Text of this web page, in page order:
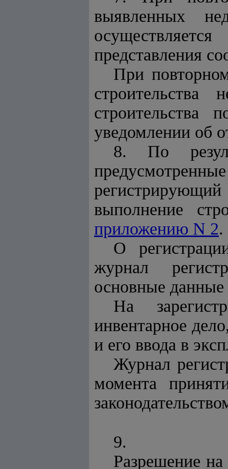
выявленных
представления
При
строительства
уведомлении об
8. По
выполнение
приложению N 2.
О
журнал
основные данные
На
инвентарное
и его ввода в
Журнал
момента
9.
Разрешение